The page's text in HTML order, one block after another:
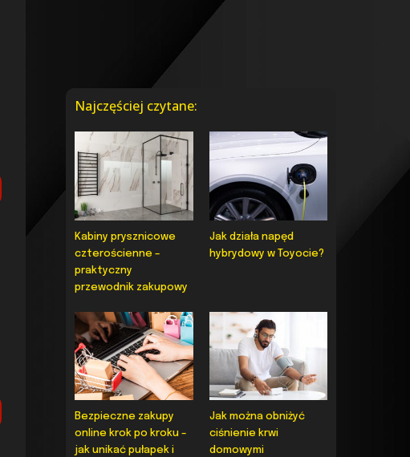
Najczęściej czytane:
Kabiny prysznicowe
czterościenne –
praktyczny
przewodnik zakupowy
Jak działa napęd
hybrydowy w Toyocie?
Bezpieczne zakupy
online krok po kroku –
jak unikać pułapek i
Jak można obniżyć
ciśnienie krwi
domowymi